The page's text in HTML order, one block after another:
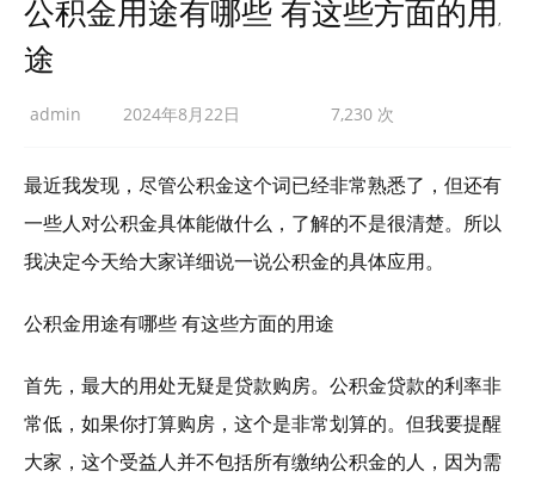
,
公积金用途有哪些 有这些方面的用
途
admin 2024年8月22日 7,230 次
最近我发现，尽管公积金这个词已经非常熟悉了，但还有
一些人对公积金具体能做什么，了解的不是很清楚。所以
我决定今天给大家详细说一说公积金的具体应用。
公积金用途有哪些 有这些方面的用途
首先，最大的用处无疑是贷款购房。公积金贷款的利率非
常低，如果你打算购房，这个是非常划算的。但我要提醒
大家，这个受益人并不包括所有缴纳公积金的人，因为需